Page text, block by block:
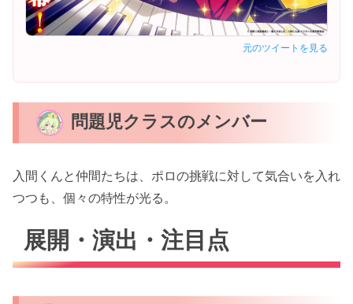
元のツイートを見る
問題児クラスのメンバー
入間くんと仲間たちは、ポロの挑戦に対して気合いを入れ
つつも、個々の特性が光る。
展開・演出・注目点